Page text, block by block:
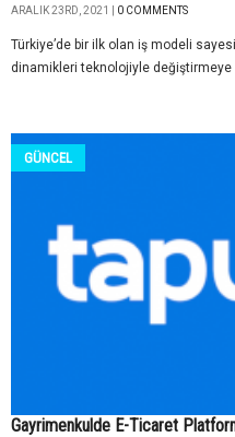
ARALIK 23RD, 2021 | 0 COMMENTS
Türkiye’de bir ilk olan iş modeli
dinamikleri teknolojiyle değiştirmeye
GÜNCEL
Gayrimenkulde E-Ticaret